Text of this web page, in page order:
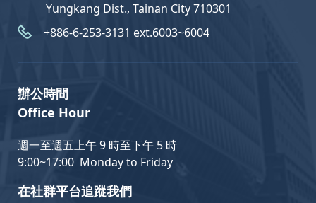
Yungkang Dist., Tainan City 710301
+886-6-253-3131 ext.6003~6004
辦公時間
Office Hour
週一至週五上午 9 時至下午 5 時
9:00~17:00 Monday to Friday
在社群平台追蹤我們